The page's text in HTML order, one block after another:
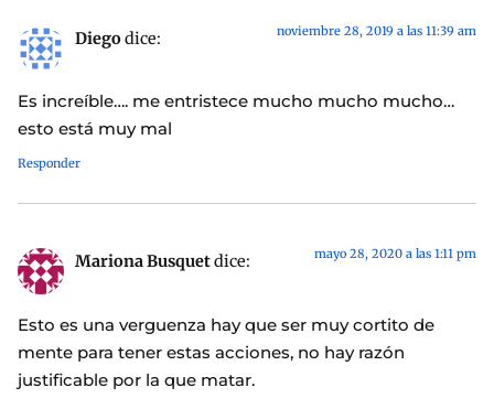
Diegodice: noviembre 28, 2019 a las 11:39 am
Es increíble…. me entristece mucho mucho mucho…
esto está muy mal
Responder
Mariona Busquetdice: mayo 28, 2020 a las 1:11 pm
Esto es una verguenza hay que ser muy cortito de
mente para tener estas acciones, no hay razón
justificable por la que matar.